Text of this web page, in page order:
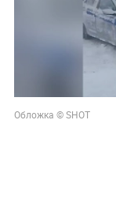
Обложка © SHOT